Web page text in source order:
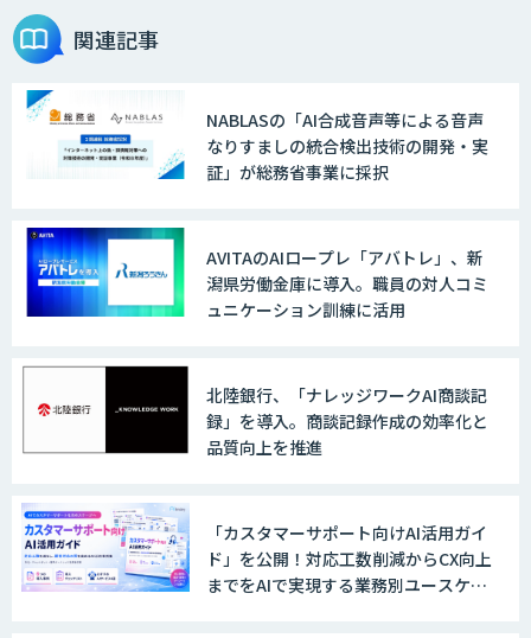
関連記事
NABLASの「AI合成音声等による音声
なりすましの統合検出技術の開発・実
証」が総務省事業に採択
AVITAのAIロープレ「アバトレ」、新
潟県労働金庫に導入。職員の対人コミ
ュニケーション訓練に活用
北陸銀行、「ナレッジワークAI商談記
録」を導入。商談記録作成の効率化と
品質向上を推進
「カスタマーサポート向けAI活用ガイ
ド」を公開！対応工数削減からCX向上
までをAIで実現する業務別ユースケー